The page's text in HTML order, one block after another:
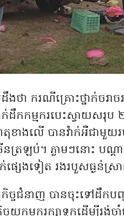
ថា ករណីគ្រោះថ្នាក់ចរ
ក់ដឹកកម្មករបេះស្វាយ
ងលើ បានវ៉ាក់អឺជាមួយរ
រឡប់។ ភ្លាមៗនោះ បណ្ត
ផ្សេងទៀត រងរបួសធ្ងន់ស្
ចជំនាញ បានចុះទៅដឹកបញ្
យកមករក្សាទុកដើម្បីរង់ច